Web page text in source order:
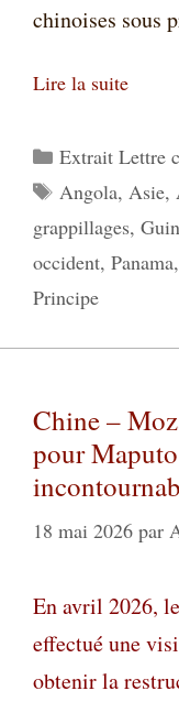
chinoises sous
Lire la suite
Catégories
Extrait Lettre
Étiquettes
Angola, Asie,
grappillages,
occident, Panama,
Principe
Chine –
pour
18 mai 2026 par
En avril 2026,
effectué une
obtenir la